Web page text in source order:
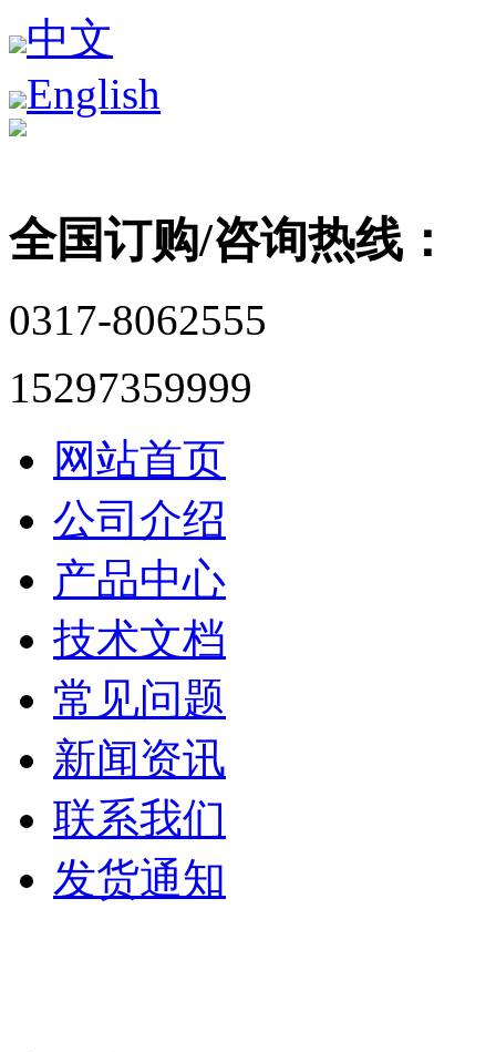
中文
English
全国订购/咨询热线：
0317-8062555
15297359999
网站首页
公司介绍
产品中心
技术文档
常见问题
新闻资讯
联系我们
发货通知